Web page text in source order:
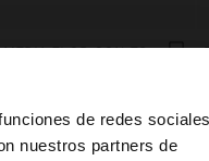
de redes sociales
nuestros partners de
×
PENDIENTES MEDIA FLOR CON ESMALTE